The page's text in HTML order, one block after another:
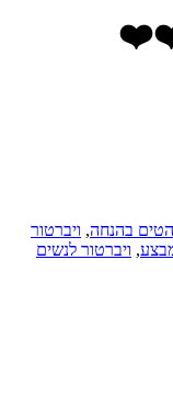
בהנחה, ויברטור
, ויברטור לנשים